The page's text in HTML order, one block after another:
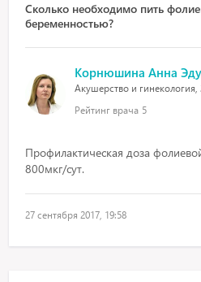
Сколько необходимо пить
беременностью?
Корнюшина Анна
Акушерство и гинекология,
Рейтинг врача 5
Профилактическая доза
800мкг/сут.
27 сентября 2017, 19:58